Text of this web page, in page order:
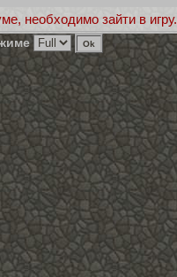
необходимо зайти в игру.